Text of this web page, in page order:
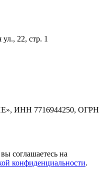
22, стр. 1
ИНН 7716944250, ОГРН
соглашаетесь на
конфиденциальности.